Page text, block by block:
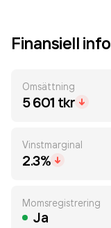
Finansiell info
Omsättning
5 601 tkr
Vinstmarginal
2.3%
Momsregistrering
Ja